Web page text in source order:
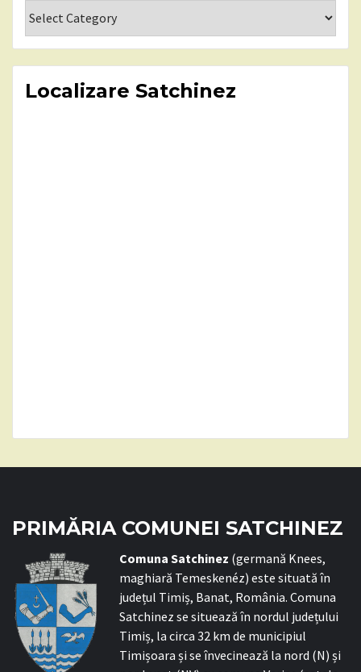
Localizare Satchinez
PRIMĂRIA COMUNEI SATCHINEZ
Comuna Satchinez (germană Knees,
maghiară Temeskenéz) este situată în
județul Timiș, Banat, România. Comuna
Satchinez se situează în nordul județului
Timiș, la circa 32 km de municipiul
Timișoara și se învecinează la nord (N) și